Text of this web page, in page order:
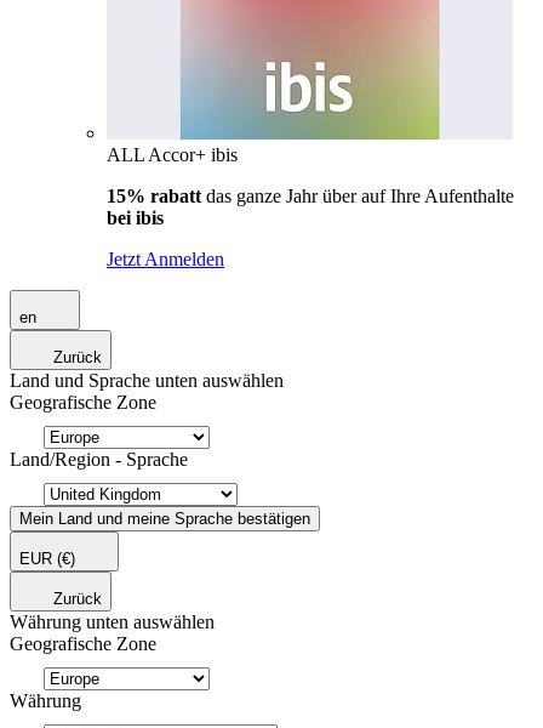
ALL Accor+ ibis
15% rabatt das ganze Jahr über auf Ihre Aufenthalte
bei ibis
Jetzt Anmelden
en
Zurück
Land und Sprache unten auswählen
Geografische Zone
Land/Region - Sprache
Mein Land und meine Sprache bestätigen
EUR (€)
Zurück
Währung unten auswählen
Geografische Zone
Währung